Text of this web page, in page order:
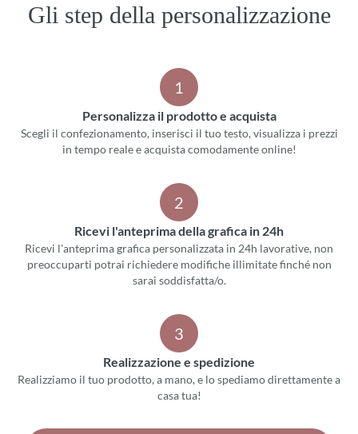
Gli step della personalizzazione
1
Personalizza il prodotto e acquista
Scegli il confezionamento, inserisci il tuo testo, visualizza i prezzi
in tempo reale e acquista comodamente online!
2
Ricevi l'anteprima della grafica in 24h
Ricevi l'anteprima grafica personalizzata in 24h lavorative, non
preoccuparti potrai richiedere modifiche illimitate finché non
sarai soddisfatta/o.
3
Realizzazione e spedizione
Realizziamo il tuo prodotto, a mano, e lo spediamo direttamente a
casa tua!